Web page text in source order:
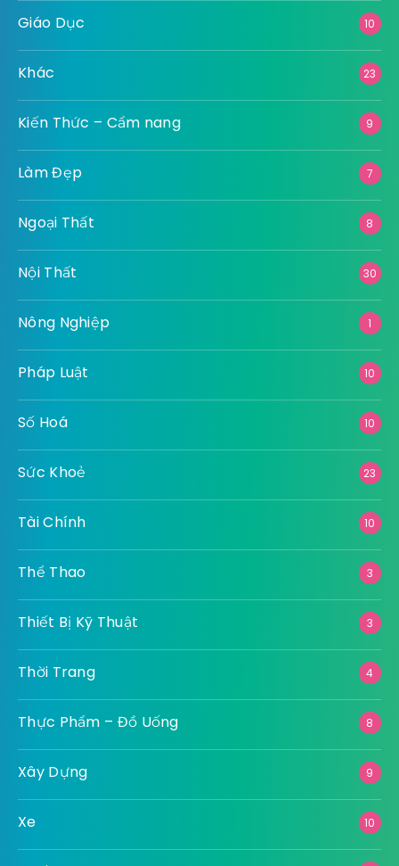
Giáo Dục 10
Khác 23
Kiến Thức – Cẩm nang 9
Làm Đẹp 7
Ngoại Thất 8
Nội Thất 30
Nông Nghiệp 1
Pháp Luật 10
Số Hoá 10
Sức Khoẻ 23
Tài Chính 10
Thể Thao 3
Thiết Bị Kỹ Thuật 3
Thời Trang 4
Thực Phẩm – Đồ Uống 8
Xây Dựng 9
Xe 10